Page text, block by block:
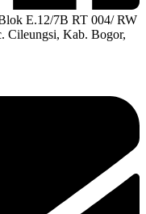
E.12/7B RT 004/ RW
Cileungsi, Kab. Bogor,